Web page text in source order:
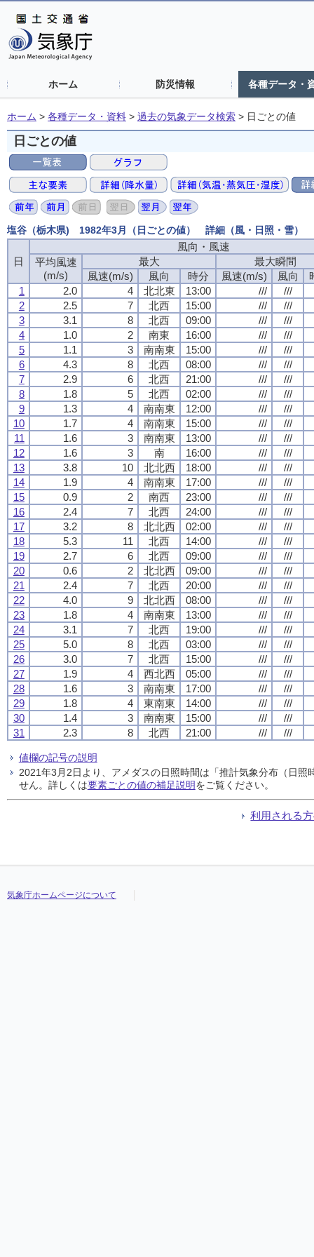
ホーム 防災情報 各種データ・
ホーム > 各種データ・資料 > 過去の気象データ検索 > 日ごとの値
日ごとの値
塩谷（栃木県) 1982年3月（日ごとの値） 詳細（風・日照・雪）
日
風向・風速
平均風速
(m/s)
最大
最大瞬間
風速(m/s)
風向 時分 風速(m/s) 風向
1
2.0 4 北北東 13:00 ///
///
2
2.5 7 北西 15:00 ///
///
3
3.1 8 北西 09:00 ///
///
4
1.0 2 南東 16:00 ///
///
5
1.1 3 南南東 15:00 ///
///
6
4.3 8 北西 08:00 ///
///
7
2.9 6 北西 21:00 ///
///
8
1.8 5 北西 02:00 ///
///
9
1.3 4 南南東 12:00 ///
///
10
1.7 4 南南東 15:00 ///
///
11
1.6 3 南南東 13:00 ///
///
12
1.6 3 南 16:00 ///
///
13
3.8 10 北北西 18:00 ///
///
14
1.9 4 南南東 17:00 ///
///
15
0.9 2 南西 23:00 ///
///
16
2.4 7 北西 24:00 ///
///
17
3.2 8 北北西 02:00 ///
///
18
5.3 11 北西 14:00 ///
///
19
2.7 6 北西 09:00 ///
///
20
0.6 2 北北西 09:00 ///
///
21
2.4 7 北西 20:00 ///
///
22
4.0 9 北北西 08:00 ///
///
23
1.8 4 南南東 13:00 ///
///
24
3.1 7 北西 19:00 ///
///
25
5.0 8 北西 03:00 ///
///
26
3.0 7 北西 15:00 ///
///
27
1.9 4 西北西 05:00 ///
///
28
1.6 3 南南東 17:00 ///
///
29
1.8 4 東南東 14:00 ///
///
30
1.4 3 南南東 15:00 ///
///
31
2.3 8 北西 21:00 /// ///
値欄の記号の説明
2021年3月2日より、アメダスの日照時間は「推計気象分布（日
せん。詳しくは要素ごとの値の補足説明をご覧ください。
利用される
気象庁ホームページについて